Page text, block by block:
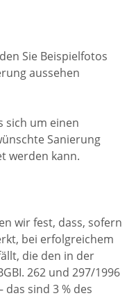
Sie Beispielfotos
aussehen
sich um einen
Sanierung
werden kann.
wir fest, dass, sofern
bei erfolgreichem
die den in der
262 und 297/1996
sind 3 % des